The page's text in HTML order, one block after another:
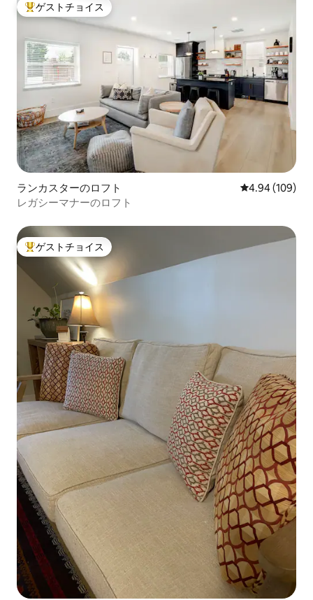
大好評のゲストチョイスです。
ゲストチョイス
ランカスターのロフト レビュー109
4.94 (109)
レガシーマナーのロフト
大好評のゲストチョイスです。
ゲストチョイス